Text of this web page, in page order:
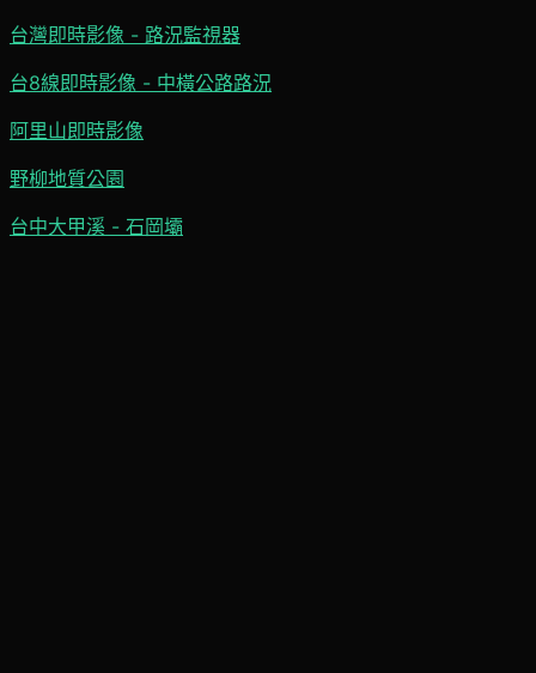
台灣即時影像 - 路況監視器
台8線即時影像 - 中橫公路路況
阿里山即時影像
野柳地質公園
台中大甲溪 - 石岡壩